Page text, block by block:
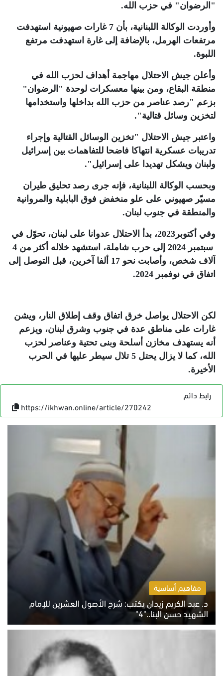
"الرضوان" في حزب الله.
وأوردت الوكالة اللبنانية، بأن 7 غارات صهيونية استهدفت
مرتفعات الهرمل، بالإضافة إلى غارة استهدفت مرتفع
اللبوة.
وأعلن جيش الاحتلال مهاجمة أهداف لحزب الله في
منطقة البقاع، ومن بينها معسكرات لوحدة "الرضوان"
بزعم "رصد عناصر من حزب الله بداخلها واستخدامها
لتخزين وسائل قتالية".
واعتبر جيش الاحتلال "تخزين الوسائل القتالية وإجراء
تدريبات عسكرية انتهاكا فاضحا للتفاهمات بين إسرائيل
ولبنان ويشكل تهديدا على إسرائيل".
وبحسب الوكالة اللبنانية، فإنه جرى رصد تحليق طيران
مسيّر صهيوني على علو منخفض فوق البابلية والمروانية
والمنطقة في جنوب لبنان.
وفي أكتوبر2023، بدأ الاحتلال عدوانا على لبنان، تحوّل في
سبتمبر 2024 إلى حرب شاملة، استشهد خلاله أكثر من 4
آلاف شخص، وأصابت نحو 17 ألفا آخرين، قبل التوصل إلى
اتفاق في نوفمبر 2024
.
لكن الاحتلال يواصل خرق اتفاق وقف إطلاق النار، ويشن
غارات على مناطق عدة في جنوب وشرق لبنان، ويزعم
أنه يستهدف مخازن أسلحة وبنى تحتية وعناصر لحزب
الله، كما لا يزال يحتل 5 تلال سيطر عليها في الحرب
الأخيرة.
رابط دائم
https://ikhwan.online/article/270242
مفاهيم أساسية
د. عبد الكريم زيدان يكتب: شرح الأصول العشرين للإمام
الشهيد حسن البنا.."4"
الخميس 6 أغسطس 2026 10:27 ص